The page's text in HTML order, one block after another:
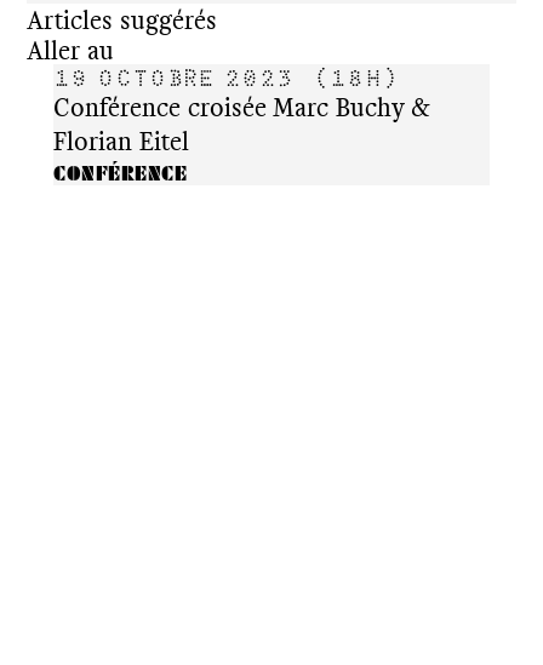
Articles suggérés
Aller au
19 OCTOBRE 2023 (18H)
Conférence croisée Marc Buchy &
Florian Eitel
CONFÉRENCE